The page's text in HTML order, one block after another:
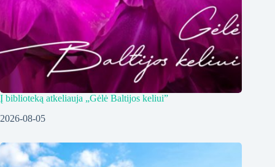
Į biblioteką atkeliauja „Gėlė Baltijos keliui”
2026-08-05